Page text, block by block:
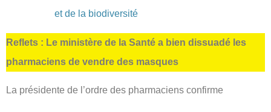
et de la biodiversité
Reflets : Le ministère de la Santé a bien dissuadé les
pharmaciens de vendre des masques
La présidente de l’ordre des pharmaciens confirme